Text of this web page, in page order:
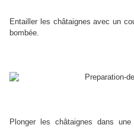
Entailler les châtaignes avec un
bombée.
Plonger les châtaignes dans